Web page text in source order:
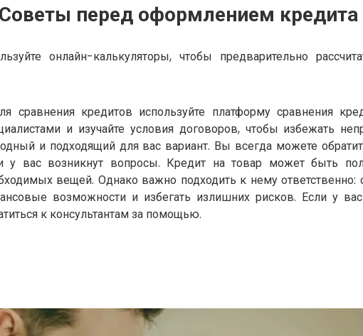
Советы перед оформлением кредита
онлайн-калькуляторы, чтобы предварительно
сравнения кредитов используйте платформу сравнения
и изучайте условия договоров, чтобы избежать
и подходящий для вас вариант. Вы всегда можете
у вас возникнут вопросы. Кредит на товар может быть
вещей. Однако важно подходить к нему ответственно:
возможности и избегать излишних рисков. Если у
к консультантам за помощью.